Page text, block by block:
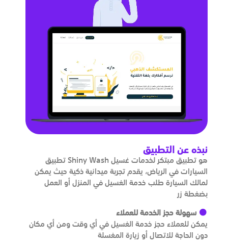
نبذه عن التطبيق
تطبيق Shiny Wash هو تطبيق مبتكر لخدمات غسيل
السيارات في الرياض، يقدم تجربة ميدانية ذكية حيث يمكن
لمالك السيارة طلب خدمة الغسيل في المنزل أو العمل
بضغطة زر
سهولة حجز الخدمة للعملاء
يمكن للعملاء حجز خدمة الغسيل في أي وقت ومن أي مكان
دون الحاجة للاتصال أو زيارة المغسلة